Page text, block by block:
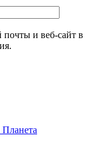
почты и веб-сайт в